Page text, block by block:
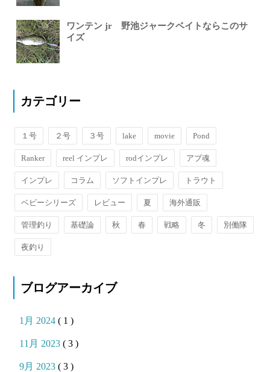
ワンテン jr 野池ジャークベイトならこのサ
イズ
カテゴリー
１号 ２号 ３号 lake movie Pond
Ranker reel インプレ rodインプレ アブ魂
インプレ コラム ソフトインプレ トラウト
ベビーシリーズ レビュー 夏 海外通販
管理釣り 基礎論 秋 春 戦略 冬 別働隊
夜釣り
ブログアーカイブ
1月 2024( 1 )
11月 2023( 3 )
9月 2023( 3 )